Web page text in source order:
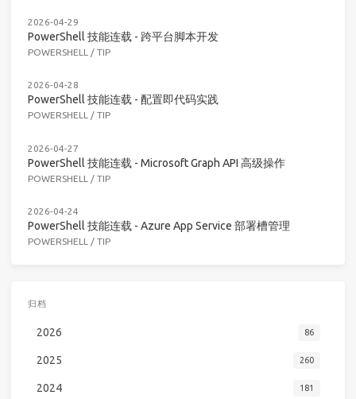
2026-04-29
PowerShell 技能连载 - 跨平台脚本开发
POWERSHELL / TIP
2026-04-28
PowerShell 技能连载 - 配置即代码实践
POWERSHELL / TIP
2026-04-27
PowerShell 技能连载 - Microsoft Graph API 高级操作
POWERSHELL / TIP
2026-04-24
PowerShell 技能连载 - Azure App Service 部署槽管理
POWERSHELL / TIP
归档
2026 86
2025 260
2024 181